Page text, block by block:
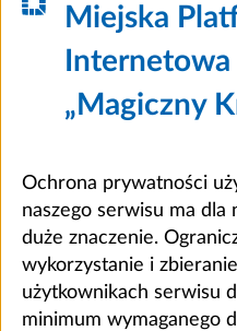
Miejska
Internetowa
„Magiczny
Ochrona prywatności
naszego serwisu ma dla
duże znaczenie.
wykorzystanie i
użytkownikach serwisu
minimum wymaganego